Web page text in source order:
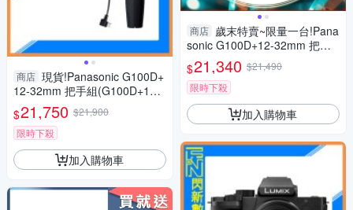
商店 現貨!Panasonic G100D+
12-32mm 把手組(G100D+123
2+SHGR2，公司貨)G100
$21,750 $21,900
限時下殺
加入購物車
商店 歲末特賣~限量一台!Pana
sonic G100D+12-32mm 把手
組(G100D+1232+SHGR2，公
司貨)
$21,340 $21,490
限時下殺
加入購物車